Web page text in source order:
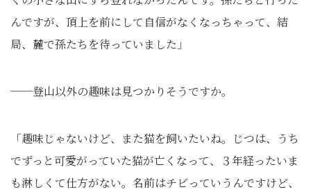
んですが、頂上を前にして自信がなくなっちゃって、結
局、麓で孫たちを待っていました」
──登山以外の趣味は見つかりそうですか。
「趣味じゃないけど、また猫を飼いたいね。じつは、うち
でずっと可愛がっていた猫が亡くなって、３年経ったいま
も淋しくて仕方がない。名前はチビっていうんですけど、